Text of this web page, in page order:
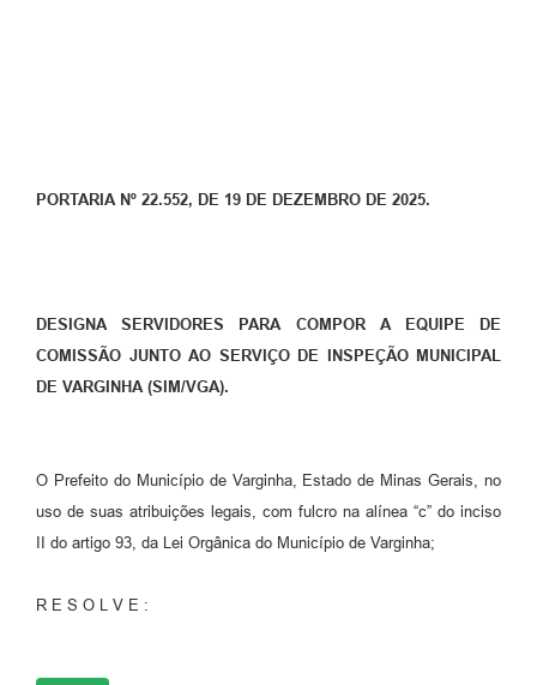
PORTARIA Nº 22.552, DE 19 DE DEZEMBRO DE 2025.
DESIGNA SERVIDORES PARA COMPOR A EQUIPE DE
COMISSÃO JUNTO AO SERVIÇO DE INSPEÇÃO MUNICIPAL
DE VARGINHA (SIM/VGA).
O Prefeito do Município de Varginha, Estado de Minas Gerais, no
uso de suas atribuições legais, com fulcro na alínea “c” do inciso
II do artigo 93, da Lei Orgânica do Município de Varginha;
R E S O L V E :